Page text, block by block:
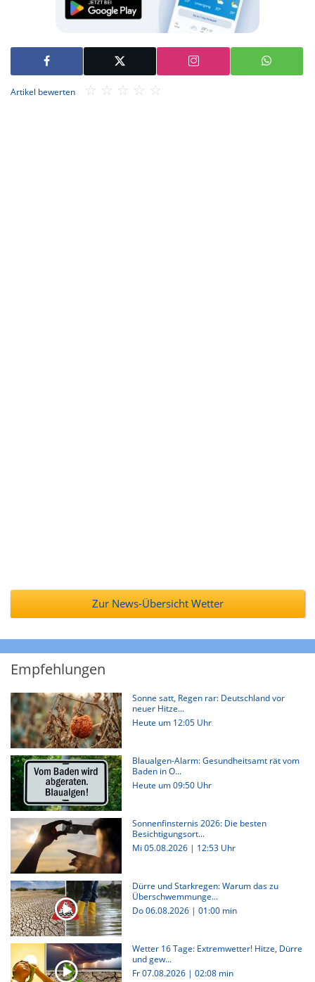
Artikel bewerten
Zur News-Übersicht Wetter
Empfehlungen
Sonne satt, Regen rar: Deutschland vor
neuer Hitze...
Heute um 12:05 Uhr
Blaualgen-Alarm: Gesundheitsamt rät vom
Baden in O...
Heute um 09:50 Uhr
Sonnenfinsternis 2026: Die besten
Besichtigungsort...
Mi 05.08.2026 | 12:53 Uhr
Dürre und Starkregen: Warum das zu
Überschwemmunge...
Do 06.08.2026 |01:00 min
Wetter 16 Tage: Extremwetter! Hitze, Dürre
und gew...
Fr 07.08.2026 |02:08 min